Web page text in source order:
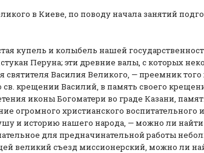
в Киеве, по поводу начала занятий
купель и колыбель нашей
Перуна; эти древние валы, с которых
Василия Великого, — преемник
крещении Василий, в память своего
иконы Богоматери во граде Казани,
огромного христианского воспитательного
и историю нашего народа, — можно ли
для предначинательной работы
великий съезд миссионерский, можно ли